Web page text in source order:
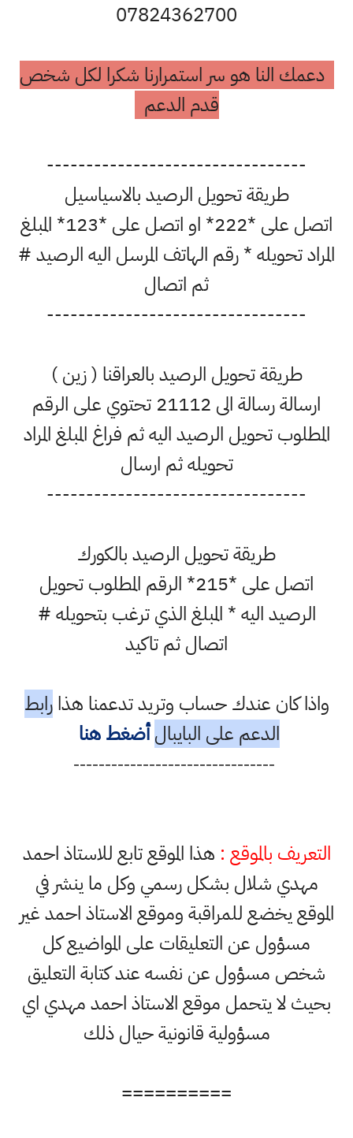
07824362700
دعمك النا هو سر استمرارنا شكرا لكل شخص
قدم الدعم
---------------------------------
طريقة تحويل الرصيد بالاسياسيل
اتصل على *222* او اتصل على *123* المبلغ
المراد تحويله * رقم الهاتف المرسل اليه الرصيد #
ثم اتصال
---------------------------------
طريقة تحويل الرصيد بالعراقنا ( زين )
ارسالة رسالة الى 21112 تحتوي على الرقم
المطلوب تحويل الرصيد اليه ثم فراغ المبلغ المراد
تحويله ثم ارسال
---------------------------------
طريقة تحويل الرصيد بالكورك
اتصل على *215* الرقم المطلوب تحويل
الرصيد اليه * المبلغ الذي ترغب بتحويله #
اتصال ثم تاكيد
واذا كان عندك حساب وتريد تدعمنا هذارابط
الدعم على البايبالأضغط هنا
--------------------------------
التعريف بالموقع : هذا الموقع تابع للاستاذ احمد
مهدي شلال بشكل رسمي وكل ما ينشر في
الموقع يخضع للمراقبة وموقع الاستاذ احمد غير
مسؤول عن التعليقات على المواضيع كل
شخص مسؤول عن نفسه عند كتابة التعليق
بحيث لا يتحمل موقع الاستاذ احمد مهدي اي
مسؤولية قانونية حيال ذلك
==========